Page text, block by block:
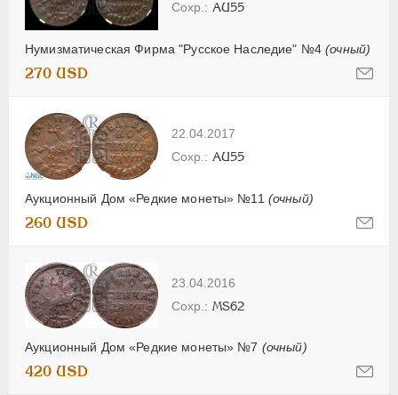
Нумизматическая Фирма "Русское Наследие" №4(очный)
AU55
270 USD
22.04.2017
Аукционный Дом «Редкие монеты» №11 (очный)
AU55
260 USD
23.04.2016
Аукционный Дом «Редкие монеты» №7 (очный)
MS62
420 USD